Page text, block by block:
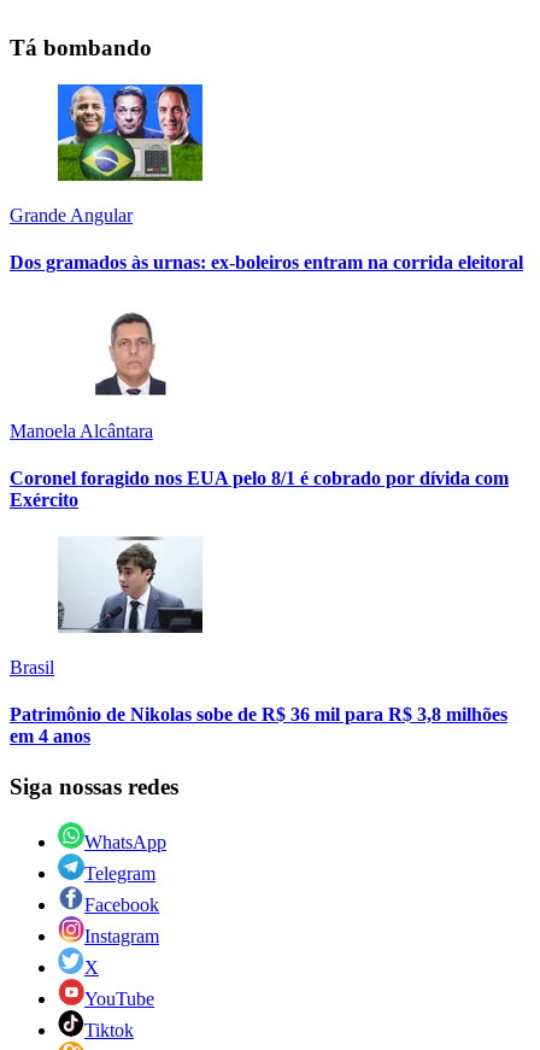
Tá bombando
Grande Angular
Dos gramados às urnas: ex-boleiros entram na corrida eleitoral
Manoela Alcântara
Coronel foragido nos EUA pelo 8/1 é cobrado por dívida com
Exército
Brasil
Patrimônio de Nikolas sobe de R$ 36 mil para R$ 3,8 milhões
em 4 anos
Siga nossas redes
WhatsApp
Telegram
Facebook
Instagram
X
YouTube
Tiktok